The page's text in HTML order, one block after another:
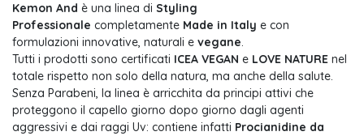
Kemon And è una linea di Styling
Professionale completamente Made in Italy e con
formulazioni innovative, naturali e vegane.
Tutti i prodotti sono certificati ICEA VEGAN e LOVE NATURE nel
totale rispetto non solo della natura, ma anche della salute.
Senza Parabeni, la linea è arricchita da principi attivi che
proteggono il capello giorno dopo giorno dagli agenti
aggressivi e dai raggi Uv: contiene infatti Procianidine da